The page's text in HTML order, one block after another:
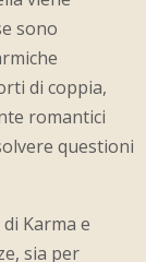
sono
di coppia,
romantici
questioni
Karma e
sia per